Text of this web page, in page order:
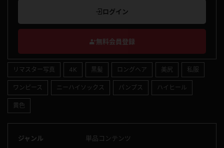
リマスター写真 4K 黒髪 ロングヘア 美尻 私服
ワンピース ニーハイソックス パンプス ハイヒール
黄色
ジャンル
単品コンテンツ
ログイン
無料会員登録